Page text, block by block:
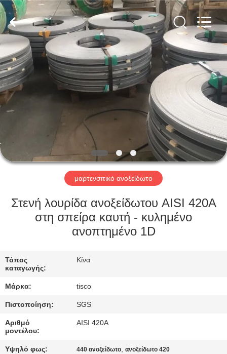
ΣΠΊΤΙ
ΠΡΟΪΌΝΤΑ
ΒΊΝΤΕΟ
ΠΕΡΊΠΟΥ
ΕΜΕΊΣ
ΓΎΡΟΣ
ΕΡΓΟΣΤΑΣΊΩΝ
ΈΛΕΓΧΟΣ
ΜΑΣ
ΕΛΆΤΕ
ΣΕ
ΕΠΑΦΉ
Special
Steel
Co.,
Ltd.
All
Rights
Reserved.
μαρτενσιτικό ανοξείδωτο
Στενή λουρίδα ανοξείδωτου AISI 420A
στη σπείρα καυτή - κυλημένο
ανοπτημένο 1D
Τόπος
καταγωγής:
Κίνα
Μάρκα: tisco
Πιστοποίηση: SGS
Αριθμό
μοντέλου:
AISI 420A
Υψηλό φως: 440 ανοξείδωτο,ανοξείδωτο 420